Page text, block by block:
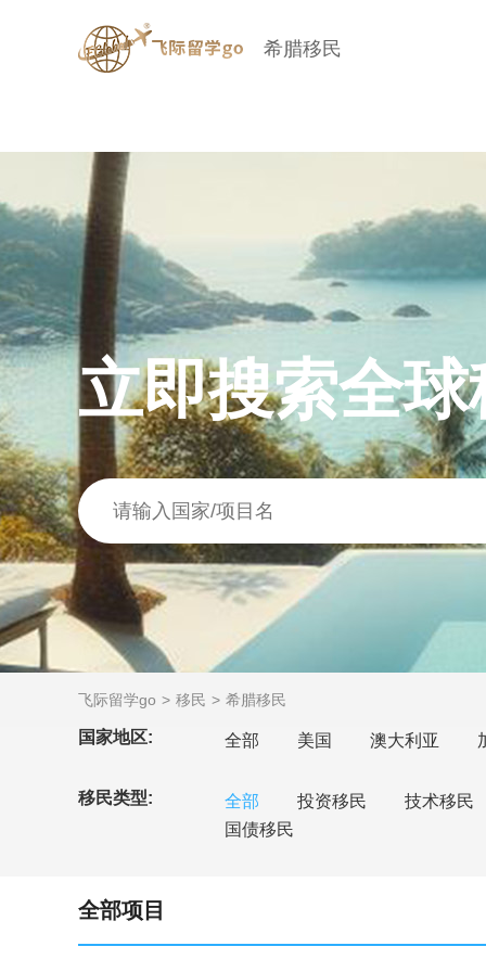
希腊移民
立即搜索全
飞际留学go 移民 希腊移民
国家地区: 全部 美国 澳大利亚
移民类型: 全部 投资移民
技术移民
国债移民
全部项目